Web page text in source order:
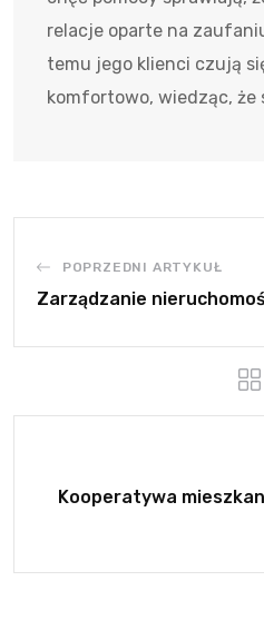
relacje oparte na
temu jego klienci czują
komfortowo, wiedząc, że
POPRZEDNI ARTYKUŁ
Zarządzanie
Kooperatywa